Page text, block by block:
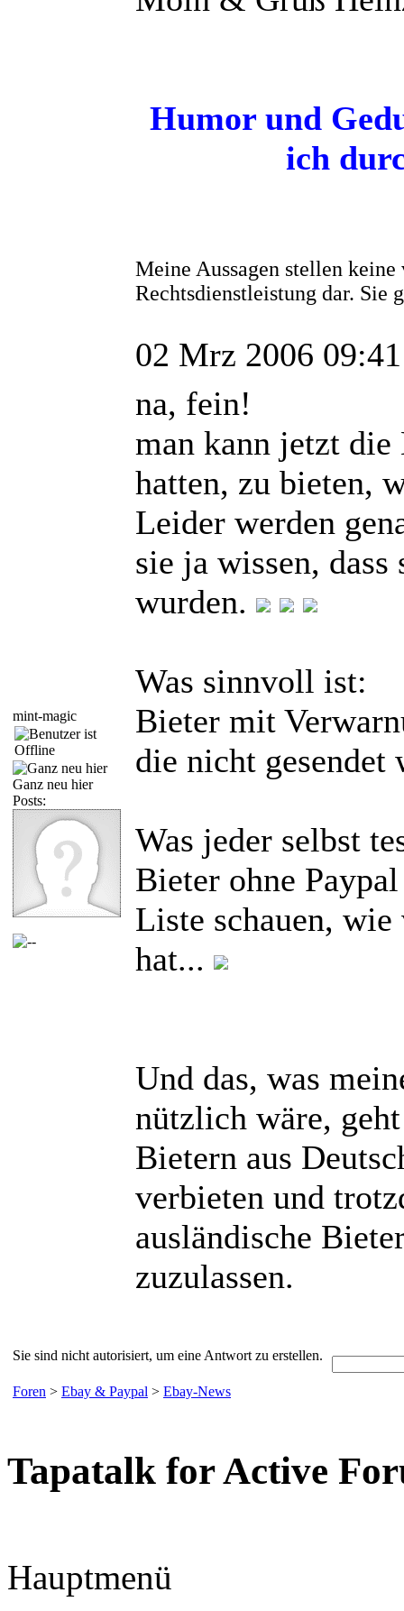
Humor und
ich
Meine Aussagen stellen
Rechtsdienstleistung dar. Sie
mint-magic
Ganz neu hier
Posts:
02 Mrz 2006 09:41
na, fein!
man kann jetzt
hatten, zu bieten,
Leider werden
sie ja wissen, dass
wurden.
Was sinnvoll ist:
Bieter mit
die nicht gesendet
Was jeder selbst
Bieter ohne
Liste schauen,
hat...
Und das, was
nützlich wäre,
Bietern aus
verbieten und
ausländische
zuzulassen.
Sie sind nicht autorisiert, um eine Antwort zu erstellen.
Foren > Ebay & Paypal > Ebay-News
Tapatalk for Active
Hauptmenü